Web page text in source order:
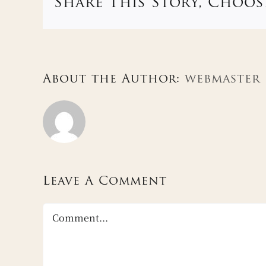
Share This Story,
About the Author: webmaster
Leave A Comment